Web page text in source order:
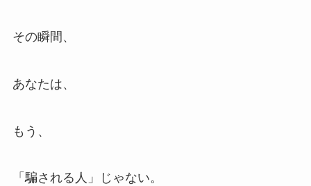
その瞬間、
あなたは、
もう、
「騙される人」じゃない。